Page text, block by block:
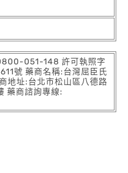
051-148 許可執照字
號 藥商名稱:台灣屈臣氏
地址:台北市松山區八德路
藥商諮詢專線: